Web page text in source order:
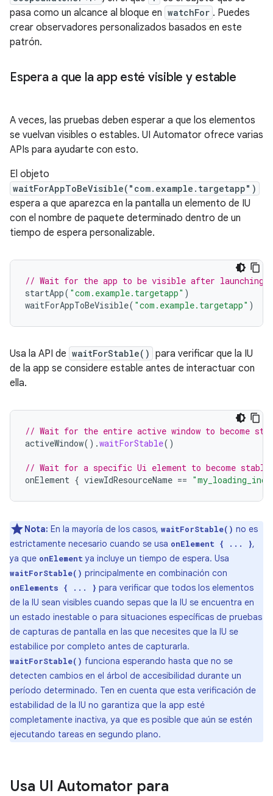
pasa como un alcance al bloque en watchFor . Puedes
crear observadores personalizados basados en este
patrón.
Espera a que la app esté visible y estable
A veces, las pruebas deben esperar a que los elementos
se vuelvan visibles o estables. UI Automator ofrece varias
APIs para ayudarte con esto.
El objeto
waitForAppToBeVisible("com.example.targetapp")
espera a que aparezca en la pantalla un elemento de IU
con el nombre de paquete determinado dentro de un
tiempo de espera personalizable.
// Wait for the app to be visible after launching
startApp( "com.example.targetapp" )
waitForAppToBeVisible( "com.example.targetapp" )
Usa la API de waitForStable() para verificar que la IU
de la app se considere estable antes de interactuar con
ella.
// Wait for the entire active window to become
activeWindow().waitForStable()
// Wait for a specific Ui element to become
onElement { viewIdResourceName ==
Nota: En la mayoría de los casos, waitForStable() no es
estrictamente necesario cuando se usa onElement { ... },
ya que onElement ya incluye un tiempo de espera. Usa
waitForStable() principalmente en combinación con
onElements { ... } para verificar que todos los elementos
de la IU sean visibles cuando sepas que la IU se encuentra en
un estado inestable o para situaciones específicas de pruebas
de capturas de pantalla en las que necesites que la IU se
estabilice por completo antes de capturarla.
waitForStable() funciona esperando hasta que no se
detecten cambios en el árbol de accesibilidad durante un
período determinado. Ten en cuenta que esta verificación de
estabilidad de la IU no garantiza que la app esté
completamente inactiva, ya que es posible que aún se estén
ejecutando tareas en segundo plano.
Usa UI Automator para